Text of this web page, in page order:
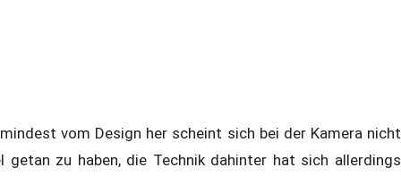
vom Design her scheint sich bei der Kamera nicht
getan zu haben, die Technik dahinter hat sich allerdings